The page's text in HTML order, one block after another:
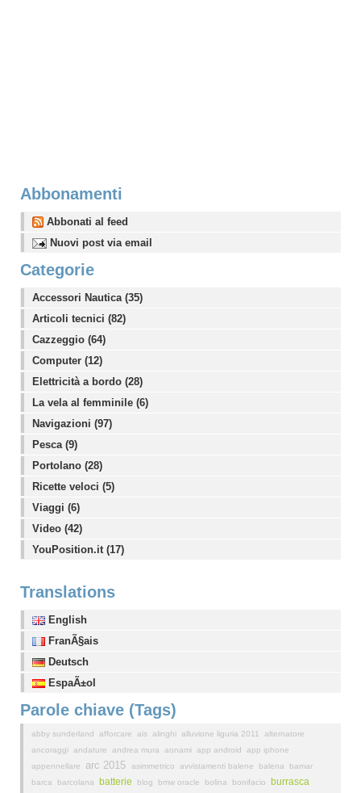
Abbonamenti
Abbonati al feed
Nuovi post via email
Categorie
Accessori Nautica (35)
Articoli tecnici (82)
Cazzeggio (64)
Computer (12)
Elettricità a bordo (28)
La vela al femminile (6)
Navigazioni (97)
Pesca (9)
Portolano (28)
Ricette veloci (5)
Viaggi (6)
Video (42)
YouPosition.it (17)
Translations
English
FranÃ§ais
Deutsch
EspaÃ±ol
Parole chiave (Tags)
abby sunderland afforcare ais alinghi alluvione liguria 2011
alternatore
ancoraggi andature andrea mura aonami app android
app iphone
appennellare
arc 2015 asimmetrico avvistamenti balene balena
bamar
barca
barcolana batterie blog bmw oracle bolina bonifacio burrasca